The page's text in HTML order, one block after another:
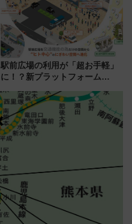
駅前広場の利用が「超お手軽」
に！？新プラットフォーム
マホで簡単申請 物販や演奏会な
どに【JR東日本】